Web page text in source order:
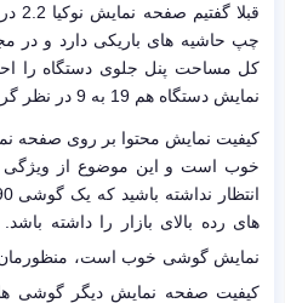
کل مساحت پنل جلوی دستگاه را
نمایش دستگاه هم 19 به 9 در نظر گرفته شده است.
خوب است و این موضوع از ویژگی
های رده بالای بازار را داشته
نمایش گوشی خوب است، منظورمان
کیفیت صفحه نمایش دیگر گوشی